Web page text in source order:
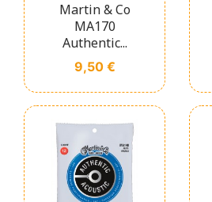
Martin & Co
MA170
Authentic...
Prix
9,50 €